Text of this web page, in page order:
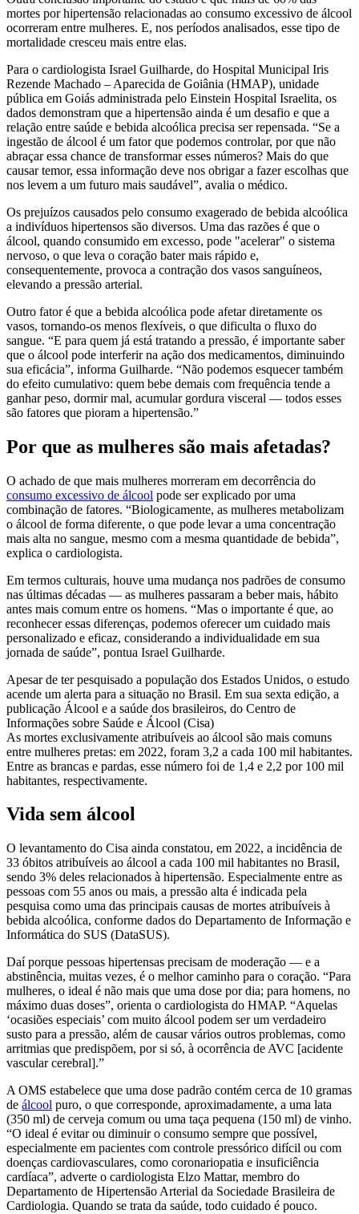
mortes por hipertensão relacionadas ao consumo excessivo de álcool
ocorreram entre mulheres. E, nos períodos analisados, esse tipo de
mortalidade cresceu mais entre elas.
Para o cardiologista Israel Guilharde, do Hospital Municipal Iris
Rezende Machado – Aparecida de Goiânia (HMAP), unidade
pública em Goiás administrada pelo Einstein Hospital Israelita, os
dados demonstram que a hipertensão ainda é um desafio e que a
relação entre saúde e bebida alcoólica precisa ser repensada. “Se a
ingestão de álcool é um fator que podemos controlar, por que não
abraçar essa chance de transformar esses números? Mais do que
causar temor, essa informação deve nos obrigar a fazer escolhas que
nos levem a um futuro mais saudável”, avalia o médico.
Os prejuízos causados pelo consumo exagerado de bebida alcoólica
a indivíduos hipertensos são diversos. Uma das razões é que o
álcool, quando consumido em excesso, pode "acelerar" o sistema
nervoso, o que leva o coração bater mais rápido e,
consequentemente, provoca a contração dos vasos sanguíneos,
elevando a pressão arterial.
Outro fator é que a bebida alcoólica pode afetar diretamente os
vasos, tornando-os menos flexíveis, o que dificulta o fluxo do
sangue. “E para quem já está tratando a pressão, é importante saber
que o álcool pode interferir na ação dos medicamentos, diminuindo
sua eficácia”, informa Guilharde. “Não podemos esquecer também
do efeito cumulativo: quem bebe demais com frequência tende a
ganhar peso, dormir mal, acumular gordura visceral — todos esses
são fatores que pioram a hipertensão.”
Por que as mulheres são mais afetadas?
O achado de que mais mulheres morreram em decorrência do
consumo excessivo de álcool pode ser explicado por uma
combinação de fatores. “Biologicamente, as mulheres metabolizam
o álcool de forma diferente, o que pode levar a uma concentração
mais alta no sangue, mesmo com a mesma quantidade de bebida”,
explica o cardiologista.
Em termos culturais, houve uma mudança nos padrões de consumo
nas últimas décadas — as mulheres passaram a beber mais, hábito
antes mais comum entre os homens. “Mas o importante é que, ao
reconhecer essas diferenças, podemos oferecer um cuidado mais
personalizado e eficaz, considerando a individualidade em sua
jornada de saúde”, pontua Israel Guilharde.
Apesar de ter pesquisado a população dos Estados Unidos, o estudo
acende um alerta para a situação no Brasil. Em sua sexta edição, a
publicação Álcool e a saúde dos brasileiros, do Centro de
Informações sobre Saúde e Álcool (Cisa)
As mortes exclusivamente atribuíveis ao álcool são mais comuns
entre mulheres pretas: em 2022, foram 3,2 a cada 100 mil habitantes.
Entre as brancas e pardas, esse número foi de 1,4 e 2,2 por 100 mil
habitantes, respectivamente.
Vida sem álcool
O levantamento do Cisa ainda constatou, em 2022, a incidência de
33 óbitos atribuíveis ao álcool a cada 100 mil habitantes no Brasil,
sendo 3% deles relacionados à hipertensão. Especialmente entre as
pessoas com 55 anos ou mais, a pressão alta é indicada pela
pesquisa como uma das principais causas de mortes atribuíveis à
bebida alcoólica, conforme dados do Departamento de Informação e
Informática do SUS (DataSUS).
Daí porque pessoas hipertensas precisam de moderação — e a
abstinência, muitas vezes, é o melhor caminho para o coração. “Para
mulheres, o ideal é não mais que uma dose por dia; para homens, no
máximo duas doses”, orienta o cardiologista do HMAP. “Aquelas
‘ocasiões especiais’ com muito álcool podem ser um verdadeiro
susto para a pressão, além de causar vários outros problemas, como
arritmias que predispõem, por si só, à ocorrência de AVC [acidente
vascular cerebral].”
A OMS estabelece que uma dose padrão contém cerca de 10 gramas
de álcool puro, o que corresponde, aproximadamente, a uma lata
(350 ml) de cerveja comum ou uma taça pequena (150 ml) de vinho.
“O ideal é evitar ou diminuir o consumo sempre que possível,
especialmente em pacientes com controle pressórico difícil ou com
doenças cardiovasculares, como coronariopatia e insuficiência
cardíaca”, adverte o cardiologista Elzo Mattar, membro do
Departamento de Hipertensão Arterial da Sociedade Brasileira de
Cardiologia. Quando se trata da saúde, todo cuidado é pouco.